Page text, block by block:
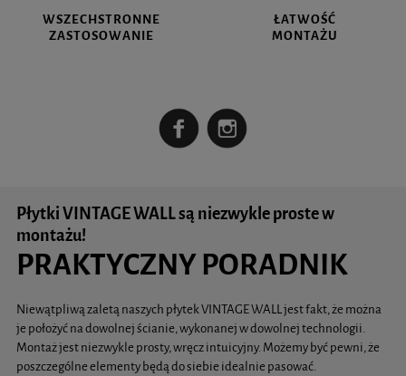
WSZECHSTRONNE
ZASTOSOWANIE
ŁATWOŚĆ
MONTAŻU
Płytki VINTAGE WALL są niezwykle proste w
montażu!
PRAKTYCZNY PORADNIK
Niewątpliwą zaletą naszych płytek VINTAGE WALL jest fakt, że można
je położyć na dowolnej ścianie, wykonanej w dowolnej technologii.
Montaż jest niezwykle prosty, wręcz intuicyjny. Możemy być pewni, że
poszczególne elementy będą do siebie idealnie pasować.